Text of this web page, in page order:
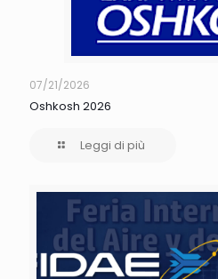
07/21/2026
Oshkosh 2026
Leggi di più